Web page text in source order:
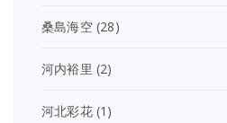
桑島海空(28)
河内裕里 (2)
河北彩花(1)